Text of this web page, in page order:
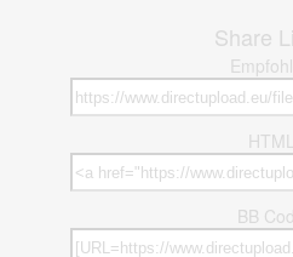
Share
HTML
BB